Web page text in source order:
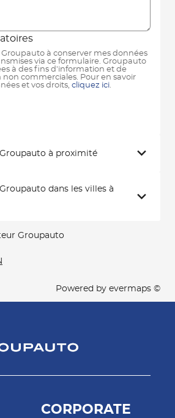
Groupauto à conserver mes données
via ce formulaire. Groupauto
à des fins d'information et de
commerciales. Pour en savoir
et vos droits, cliquez ici.
à proximité
dans les villes à
Groupauto
Powered by evermaps ©
CORPORATE